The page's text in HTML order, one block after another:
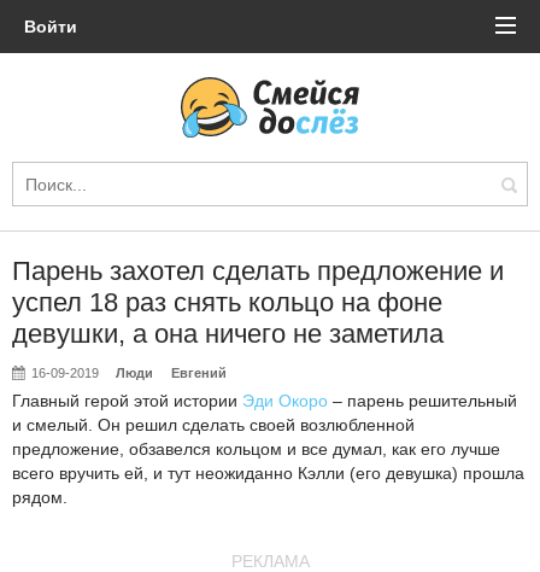
Войти
Парень захотел сделать предложение и
успел 18 раз снять кольцо на фоне
девушки, а она ничего не заметила
16-09-2019 Люди Евгений
Главный герой этой истории Эди Окоро – парень решительный
и смелый. Он решил сделать своей возлюбленной
предложение, обзавелся кольцом и все думал, как его лучше
всего вручить ей, и тут неожиданно Кэлли (его девушка) прошла
рядом.
РЕКЛАМА